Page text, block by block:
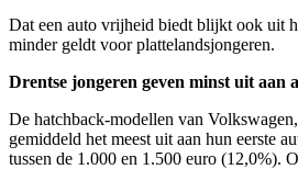
Dat een auto vrijheid biedt blijkt ook uit
minder geldt voor plattelandsjongeren.
Drentse jongeren geven minst uit aan
De hatchback-modellen van
gemiddeld het meest uit aan hun eerste
tussen de 1.000 en 1.500 euro (12,0%).